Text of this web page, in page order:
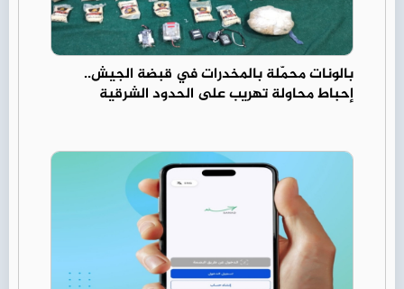
بالونات محمّلة بالمخدرات في قبضة الجيش..
إحباط محاولة تهريب على الحدود الشرقية